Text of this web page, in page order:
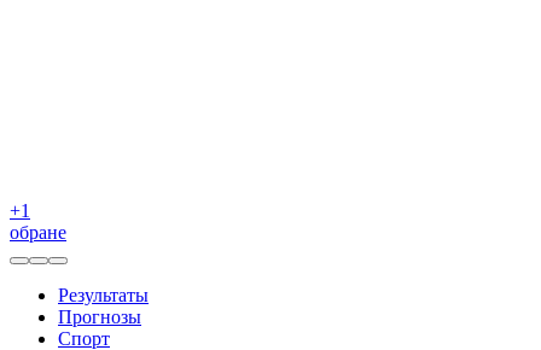
+1
обране
Результаты
Прогнозы
Спорт